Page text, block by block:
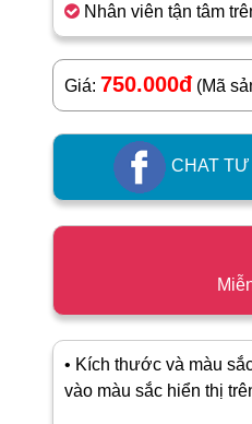
Nhân viên tận tâm
Giá: 750.000đ (Mã
CHAT TƯ
• Kích thước và màu
vào màu sắc hiển thị